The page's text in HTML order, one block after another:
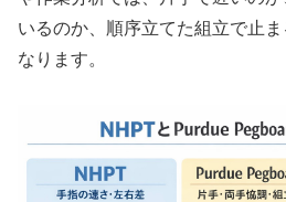
いるのか、順序立てた組立で止
なります。